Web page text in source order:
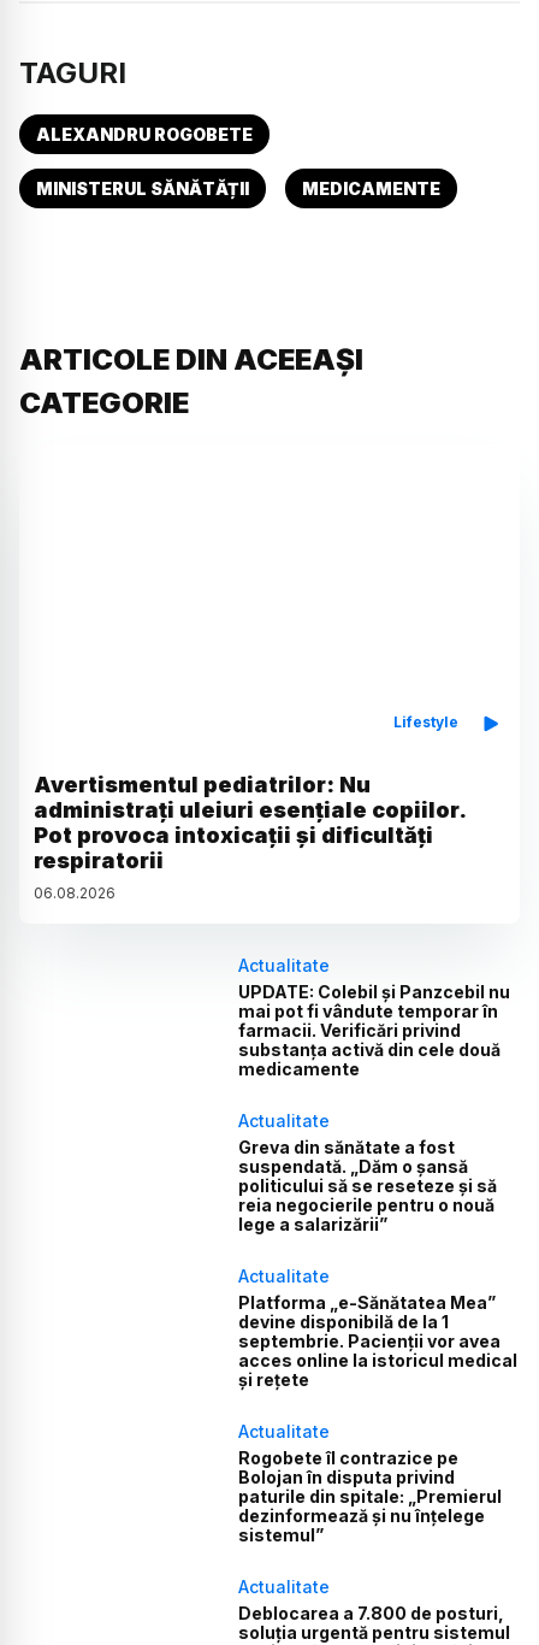
TAGURI
ALEXANDRU ROGOBETE
MINISTERUL SĂNĂTĂȚII MEDICAMENTE
ARTICOLE DIN ACEEAȘI
CATEGORIE
Lifestyle
Avertismentul pediatrilor: Nu
administrați uleiuri esențiale copiilor.
Pot provoca intoxicații și dificultăți
respiratorii
06.08.2026
Actualitate
UPDATE: Colebil și Panzcebil nu
mai pot fi vândute temporar în
farmacii. Verificări privind
substanța activă din cele două
medicamente
Actualitate
Greva din sănătate a fost
suspendată. „Dăm o șansă
politicului să se reseteze și să
reia negocierile pentru o nouă
lege a salarizării”
Actualitate
Platforma „e-Sănătatea Mea”
devine disponibilă de la 1
septembrie. Pacienții vor avea
acces online la istoricul medical
și rețete
Actualitate
Rogobete îl contrazice pe
Bolojan în disputa privind
paturile din spitale: „Premierul
dezinformează și nu înțelege
sistemul”
Actualitate
Deblocarea a 7.800 de posturi,
soluția urgentă pentru sistemul